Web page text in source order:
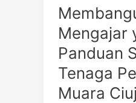
Mengajar
Panduan
Tenaga
Muara
Muara
Ciujung